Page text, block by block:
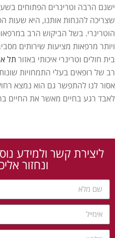
ישנם הרבה וטרינרים הפתוחים
שצריכה להנחות אותנו, היא שעות
הוטרינרי. בשל הביקוש הרב
בית חולים וטרינרי איכותי באזור תל
רב של רופאים בעלי התמחויות
אסור לנו להתפשר גם הוא נמצא
לאבד רגע בחיים מאשר את החיים
ליצירת קשר ולמידע
ונחזור